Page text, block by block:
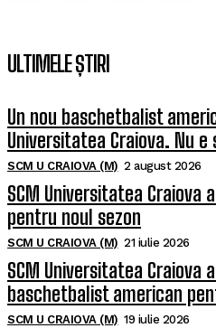
ULTIMELE ȘTIRI
Un nou baschetbalist
Universitatea Craiova. Nu e
SCM U CRAIOVA (M) 2 august 2026
SCM Universitatea Craiova
pentru noul sezon
SCM U CRAIOVA (M) 21 iulie 2026
SCM Universitatea Craiova
baschetbalist american
SCM U CRAIOVA (M) 19 iulie 2026